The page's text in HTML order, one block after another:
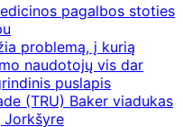
pagalbos stoties
problemą, į kurią
naudotojų vis dar
puslapis
(TRU) Baker viadukas
Jorkšyre